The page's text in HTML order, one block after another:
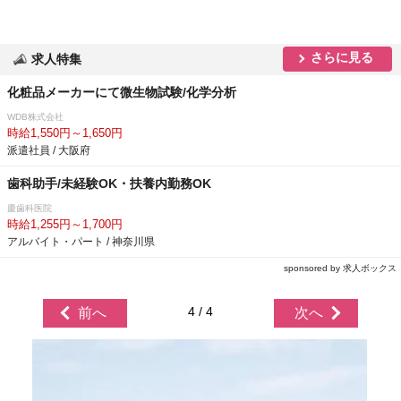
求人特集 さらに見る
化粧品メーカーにて微生物試験/化学分析
WDB株式会社
時給1,550円～1,650円
派遣社員 / 大阪府
歯科助手/未経験OK・扶養内勤務OK
慶歯科医院
時給1,255円～1,700円
アルバイト・パート / 神奈川県
sponsored by 求人ボックス
前へ 4 / 4 次へ